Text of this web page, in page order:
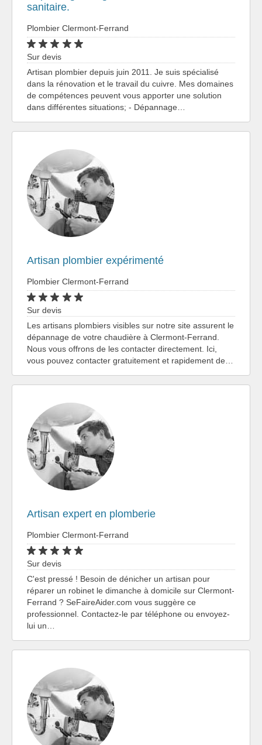
sanitaire.
Plombier Clermont-Ferrand
Sur devis
Artisan plombier depuis juin 2011. Je suis spécialisé
dans la rénovation et le travail du cuivre. Mes domaines
de compétences peuvent vous apporter une solution
dans différentes situations; - Dépannage…
Artisan plombier expérimenté
Plombier Clermont-Ferrand
Sur devis
Les artisans plombiers visibles sur notre site assurent le
dépannage de votre chaudière à Clermont-Ferrand.
Nous vous offrons de les contacter directement. Ici,
vous pouvez contacter gratuitement et rapidement de…
Artisan expert en plomberie
Plombier Clermont-Ferrand
Sur devis
C'est pressé ! Besoin de dénicher un artisan pour
réparer un robinet le dimanche à domicile sur Clermont-
Ferrand ? SeFaireAider.com vous suggère ce
professionnel. Contactez-le par téléphone ou envoyez-
lui un…